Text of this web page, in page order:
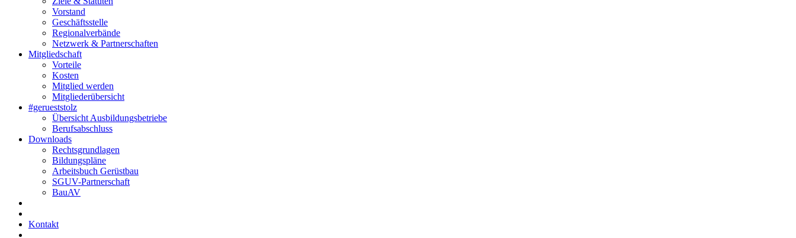
Vorstand
Geschäftsstelle
Regionalverbände
Netzwerk & Partnerschaften
Mitgliedschaft
Vorteile
Kosten
Mitglied werden
Mitgliederübersicht
#gerueststolz
Übersicht Ausbildungsbetriebe
Berufsabschluss
Downloads
Rechtsgrundlagen
Bildungspläne
Arbeitsbuch Gerüstbau
SGUV-Partnerschaft
BauAV
Kontakt